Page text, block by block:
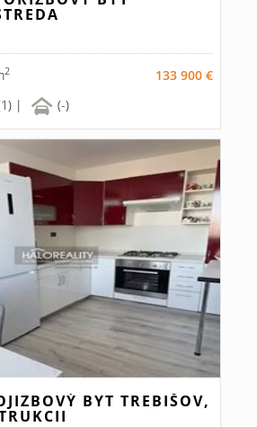
2
133 900 €
| (-)
BYT TREBIŠOV,